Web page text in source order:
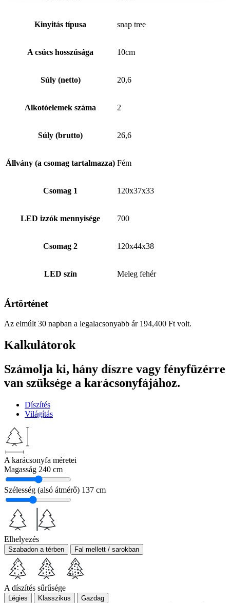
Kinyitás típusa snap tree
A csúcs hosszúsága 10cm
Súly (netto) 20,6
Alkotóelemek száma 2
Súly (brutto) 26,6
Állvány (a csomag tartalmazza) Fém
Csomag 1 120x37x33
LED izzók mennyisége 700
Csomag 2 120x44x38
LED szín Meleg fehér
Ártörténet
Az elmúlt 30 napban a legalacsonyabb ár 194,400 Ft volt.
Kalkulátorok
Számolja ki, hány díszre vagy fényfüzérre
van szüksége a karácsonyfájához.
Díszítés
Világítás
A karácsonyfa méretei
Magasság 240 cm
Szélesség (alsó átmérő) 137 cm
Elhelyezés
Szabadon a térben Fal mellett / sarokban
A díszítés sűrűsége
Légies Klasszikus Gazdag